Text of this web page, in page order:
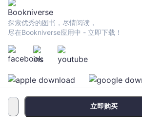
立即购买
探索优秀的图书，尽情阅读，
尽在Bookniverse应用中 - 立即下载！